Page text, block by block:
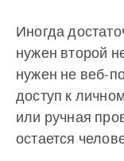
Иногда
нужен второй
нужен не веб-
доступ к
или ручная
остается